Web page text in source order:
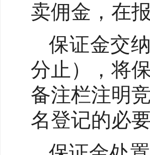
卖佣金，在
保证金交
分止），将
备注栏注明
名登记的必